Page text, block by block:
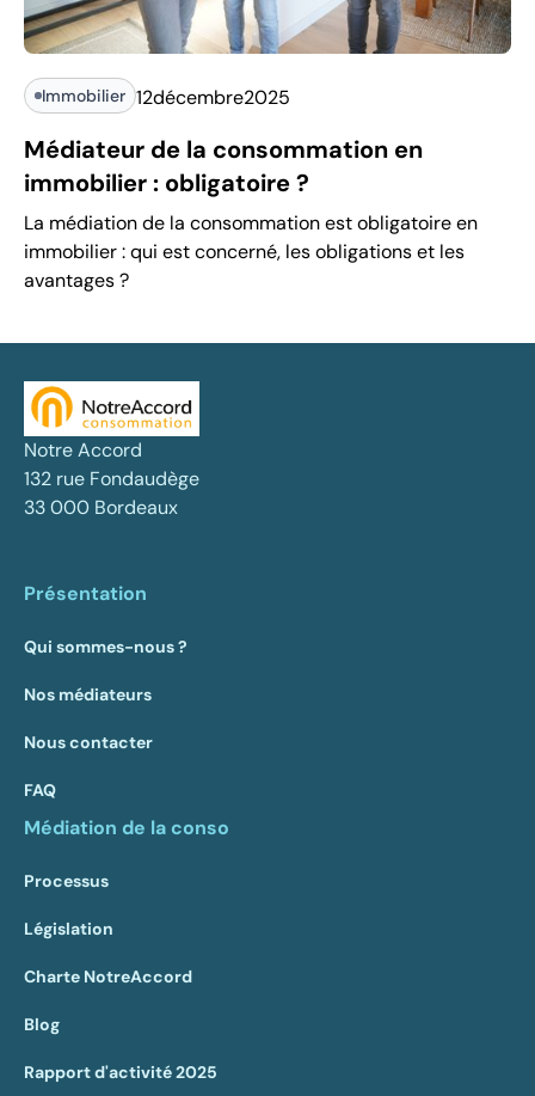
Immobilier 12décembre2025
Médiateur de la consommation en
immobilier : obligatoire ?
La médiation de la consommation est obligatoire en
immobilier : qui est concerné, les obligations et les
avantages ?
Notre Accord
132 rue Fondaudège
33 000 Bordeaux
Présentation
Qui sommes-nous ?
Nos médiateurs
Nous contacter
FAQ
Médiation de la conso
Processus
Législation
Charte NotreAccord
Blog
Rapport d'activité 2025